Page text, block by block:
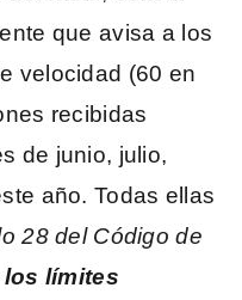
que avisa a los
velocidad (60 en
recibidas
de junio, julio,
año. Todas ellas
28 del Código de
los límites